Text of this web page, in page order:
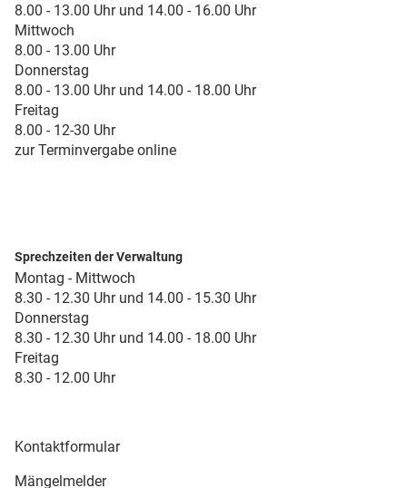
8.00 - 13.00 Uhr und 14.00 - 16.00 Uhr
Mittwoch
8.00 - 13.00 Uhr
Donnerstag
8.00 - 13.00 Uhr und 14.00 - 18.00 Uhr
Freitag
8.00 - 12-30 Uhr
zur Terminvergabe online
Sprechzeiten der Verwaltung
Montag - Mittwoch
8.30 - 12.30 Uhr und 14.00 - 15.30 Uhr
Donnerstag
8.30 - 12.30 Uhr und 14.00 - 18.00 Uhr
Freitag
8.30 - 12.00 Uhr
Kontaktformular
Mängelmelder